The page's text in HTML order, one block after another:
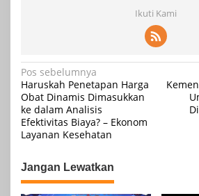
Ikuti Kami
Navigasi
pos
Pos sebelumnya
Haruskah Penetapan Harga
Obat Dinamis Dimasukkan
ke dalam Analisis
Efektivitas Biaya? – Ekonom
Layanan Kesehatan
Jangan Lewatkan